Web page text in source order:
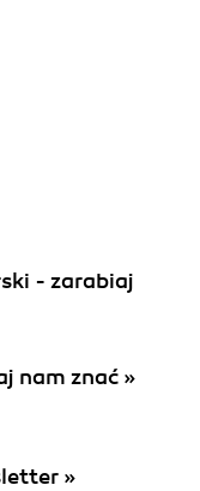
- zarabiaj
nam znać »
»